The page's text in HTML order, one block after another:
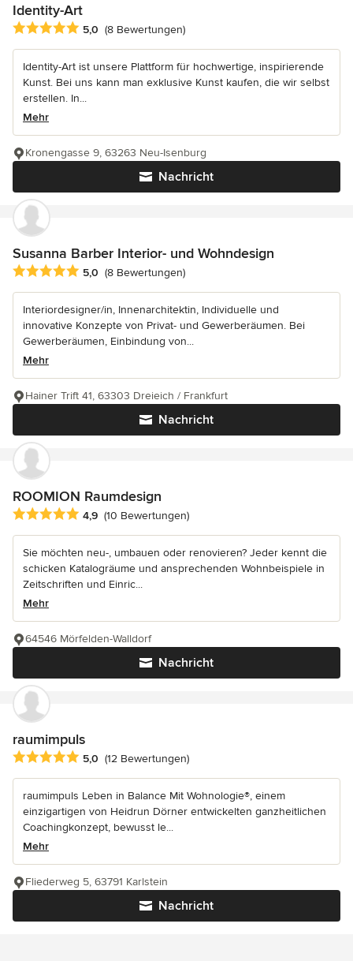
Identity-Art
Durchschnittliche Bewertung: 5 von 5 Sternen
5,0 (8 Bewertungen)
Identity-Art ist unsere Plattform für hochwertige, inspirierende
Kunst. Bei uns kann man exklusive Kunst kaufen, die wir selbst
erstellen. In...
Mehr
Nachricht
Kronengasse 9, 63263 Neu-Isenburg
Susanna Barber Interior- und Wohndesign
Durchschnittliche Bewertung: 5 von 5 Sternen
5,0 (8 Bewertungen)
Interiordesigner/in, Innenarchitektin, Individuelle und
innovative Konzepte von Privat- und Gewerberäumen. Bei
Gewerberäumen, Einbindung von...
Mehr
Nachricht
Hainer Trift 41, 63303 Dreieich / Frankfurt
ROOMION Raumdesign
Durchschnittliche Bewertung: 4.9 von 5 Sternen
4,9 (10 Bewertungen)
Sie möchten neu-, umbauen oder renovieren? Jeder kennt die
schicken Katalogräume und ansprechenden Wohnbeispiele in
Zeitschriften und Einric...
Mehr
Nachricht
64546 Mörfelden-Walldorf
raumimpuls
Durchschnittliche Bewertung: 5 von 5 Sternen
5,0 (12 Bewertungen)
raumimpuls Leben in Balance Mit Wohnologie®, einem
einzigartigen von Heidrun Dörner entwickelten ganzheitlichen
Coachingkonzept, bewusst le...
Mehr
Nachricht
Fliederweg 5, 63791 Karlstein